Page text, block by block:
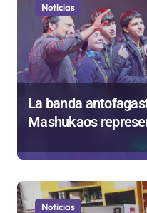
Noticias
La banda
Mashukaos
de Valparaíso
Noticias